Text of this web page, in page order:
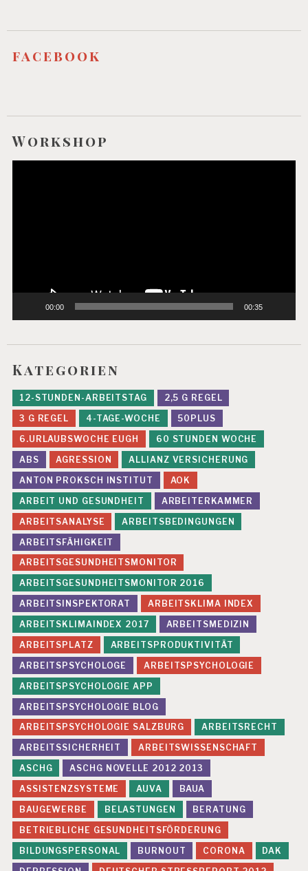
E
B
IL
IS
B
T
G
L
O
B
A
LI
SI
E
R
U
N
G
U
N
C
A
T
E
G
O
R
IZ
E
D
facebook
Workshop
00:00 00:35
Kategorien
12-STUNDEN-ARBEITSTAG
2,5 G REGEL
3 G REGEL
4-TAGE-WOCHE
50PLUS
6.URLAUBSWOCHE EUGH
60 STUNDEN WOCHE
ABS
AGRESSION
ALLIANZ VERSICHERUNG
ANTON PROKSCH INSTITUT
AOK
ARBEIT UND GESUNDHEIT
ARBEITERKAMMER
ARBEITSANALYSE
ARBEITSBEDINGUNGEN
ARBEITSFÄHIGKEIT
ARBEITSGESUNDHEITSMONITOR
ARBEITSGESUNDHEITSMONITOR 2016
ARBEITSINSPEKTORAT
ARBEITSKLIMA INDEX
ARBEITSKLIMAINDEX 2017
ARBEITSMEDIZIN
ARBEITSPLATZ
ARBEITSPRODUKTIVITÄT
ARBEITSPSYCHOLOGE
ARBEITSPSYCHOLOGIE
ARBEITSPSYCHOLOGIE APP
ARBEITSPSYCHOLOGIE BLOG
ARBEITSPSYCHOLOGIE SALZBURG
ARBEITSRECHT
ARBEITSSICHERHEIT
ARBEITSWISSENSCHAFT
ASCHG
ASCHG NOVELLE 2012 2013
ASSISTENZSYSTEME
AUVA
BAUA
BAUGEWERBE
BELASTUNGEN
BERATUNG
BETRIEBLICHE GESUNDHEITSFÖRDERUNG
BILDUNGSPERSONAL
BURNOUT CORONA
DAK